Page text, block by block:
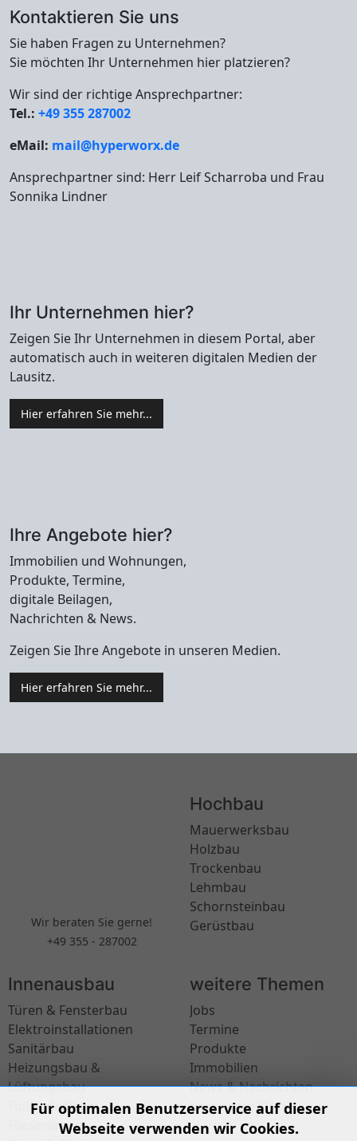
Kontaktieren Sie uns
Sie haben Fragen zu Unternehmen?
Sie möchten Ihr Unternehmen hier platzieren?
Wir sind der richtige Ansprechpartner:
Tel.: +49 355 287002
eMail: mail@hyperworx.de
Ansprechpartner sind: Herr Leif Scharroba und Frau
Sonnika Lindner
Ihr Unternehmen hier?
Zeigen Sie Ihr Unternehmen in diesem Portal, aber
automatisch auch in weiteren digitalen Medien der
Lausitz.
Hier erfahren Sie mehr...
Ihre Angebote hier?
Immobilien und Wohnungen,
Produkte, Termine,
digitale Beilagen,
Nachrichten & News.
Zeigen Sie Ihre Angebote in unseren Medien.
Hier erfahren Sie mehr...
Wir beraten Sie gerne!
+49 355 - 287002
Hochbau
Mauerwerksbau
Holzbau
Trockenbau
Lehmbau
Schornsteinbau
Gerüstbau
Innenausbau
Türen & Fensterbau
Elektroinstallationen
Sanitärbau
Heizungsbau &
Lüftungsbau
Fußbodenleger
Fliesenleger
weitere Themen
Jobs
Termine
Produkte
Immobilien
News & Nachrichten
besondere Orte
Für optimalen Benutzerservice auf dieser
Webseite verwenden wir Cookies.